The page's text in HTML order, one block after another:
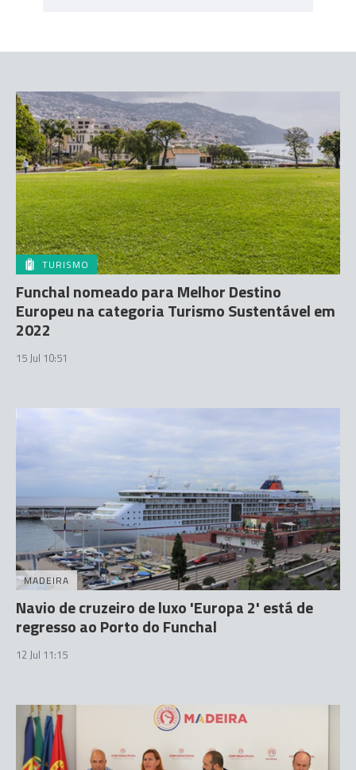
TURISMO
Funchal nomeado para Melhor Destino
Europeu na categoria Turismo Sustentável em
2022
15 Jul 10:51
MADEIRA
Navio de cruzeiro de luxo 'Europa 2' está de
regresso ao Porto do Funchal
12 Jul 11:15